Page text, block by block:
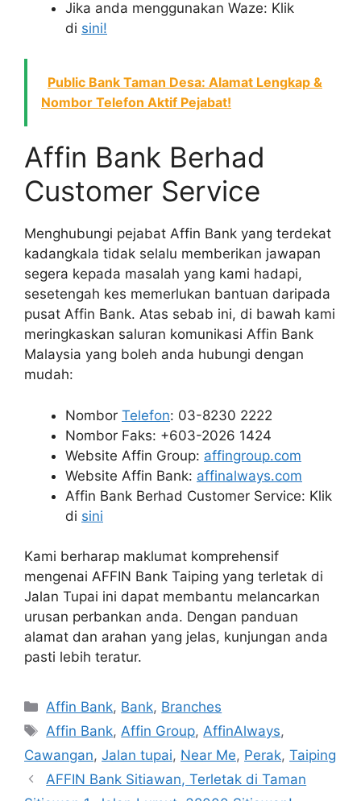
Jika anda menggunakan Waze: Klik
di sini!
Public Bank Taman Desa: Alamat Lengkap &
Nombor Telefon Aktif Pejabat!
Affin Bank Berhad
Customer Service
Menghubungi pejabat Affin Bank yang terdekat
kadangkala tidak selalu memberikan jawapan
segera kepada masalah yang kami hadapi,
sesetengah kes memerlukan bantuan daripada
pusat Affin Bank. Atas sebab ini, di bawah kami
meringkaskan saluran komunikasi Affin Bank
Malaysia yang boleh anda hubungi dengan
mudah:
Nombor Telefon: 03-8230 2222
Nombor Faks: +603-2026 1424
Website Affin Group: affingroup.com
Website Affin Bank: affinalways.com
Affin Bank Berhad Customer Service: Klik
di sini
Kami berharap maklumat komprehensif
mengenai AFFIN Bank Taiping yang terletak di
Jalan Tupai ini dapat membantu melancarkan
urusan perbankan anda. Dengan panduan
alamat dan arahan yang jelas, kunjungan anda
pasti lebih teratur.
Categories
Affin Bank, Bank, Branches
Tags
Affin Bank,Affin Group,AffinAlways,
Cawangan, Jalan tupai, Near Me, Perak, Taiping
AFFIN Bank Sitiawan, Terletak di Taman